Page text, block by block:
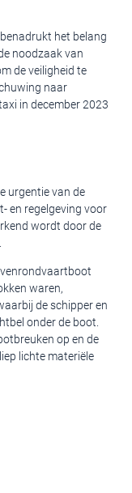
het belang
noodzaak van
de veiligheid te
naar
in december 2023
urgentie van de
en regelgeving voor
wordt door de
waren,
de schipper en
onder de boot.
op en de
lichte materiële